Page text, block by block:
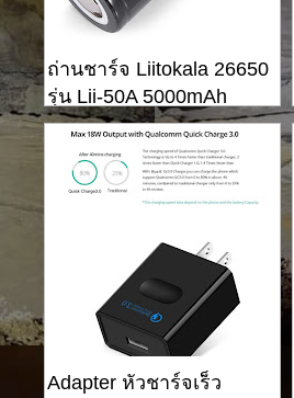
ถ่านชาร์จ Liitokala 26650
รุ่น Lii-50A 5000mAh
26650
Adapter หัวชาร์จเร็ว